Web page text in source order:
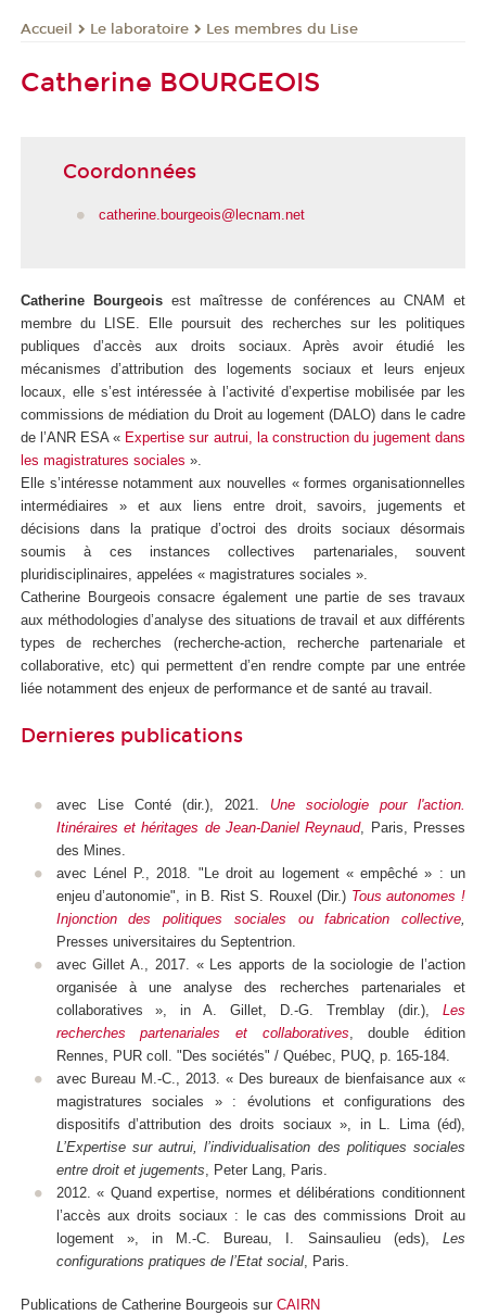
Accueil Le laboratoire Les membres du Lise
Catherine BOURGEOIS
Coordonnées
catherine.bourgeois@lecnam.net
Catherine Bourgeoisest maîtresse de conférences au CNAM et
membre du LISE. Elle poursuit des recherches sur les politiques
publiques d’accès aux droits sociaux. Après avoir étudié les
mécanismes d’attribution des logements sociaux et leurs enjeux
locaux, elle s’est intéressée à l’activité d’expertise mobilisée par les
commissions de médiation du Droit au logement (DALO) dans le cadre
de l’ANR ESA « Expertise sur autrui, la construction du jugement dans
les magistratures sociales ».
Elle s’intéresse notamment aux nouvelles « formes organisationnelles
intermédiaires » et aux liens entre droit, savoirs, jugements et
décisions dans la pratique d’octroi des droits sociaux désormais
soumis à ces instances collectives partenariales, souvent
pluridisciplinaires, appelées « magistratures sociales ».
Catherine Bourgeois consacre également une partie de ses travaux
aux méthodologies d’analyse des situations de travail et aux différents
types de recherches (recherche-action, recherche partenariale et
collaborative, etc) qui permettent d’en rendre compte par une entrée
liée notamment des enjeux de performance et de santé au travail.
Dernieres publications
avec Lise Conté (dir.), 2021. Une sociologie pour l'action.
Itinéraires et héritages de Jean-Daniel Reynaud, Paris, Presses
des Mines.
avec Lénel P., 2018. "Le droit au logement « empêché » : un
enjeu d’autonomie", in B. Rist S. Rouxel (Dir.) Tous autonomes !
Injonction des politiques sociales ou fabrication collective
Presses universitaires du Septentrion.
avec Gillet A., 2017. « Les apports de la sociologie de l’action
organisée à une analyse des recherches partenariales et
collaboratives », in A. Gillet, D.-G. Tremblay (dir.), Les
recherches partenariales et collaboratives , double édition
Rennes, PUR coll. "Des sociétés" / Québec, PUQ, p. 165-184.
avec Bureau M.-C., 2013. « Des bureaux de bienfaisance aux «
magistratures sociales » : évolutions et configurations des
dispositifs d’attribution des droits sociaux », in L. Lima (éd),
L’Expertise sur autrui, l’individualisation des politiques sociales
entre droit et jugements , Peter Lang, Paris.
2012. « Quand expertise, normes et délibérations conditionnent
l’accès aux droits sociaux : le cas des commissions Droit au
logement », in M.-C. Bureau, I. Sainsaulieu (eds), Les
configurations pratiques de l’Etat social, Paris.
Publications de Catherine Bourgeois sur CAIRN